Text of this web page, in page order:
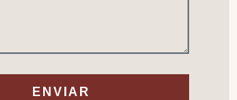
ENVIAR